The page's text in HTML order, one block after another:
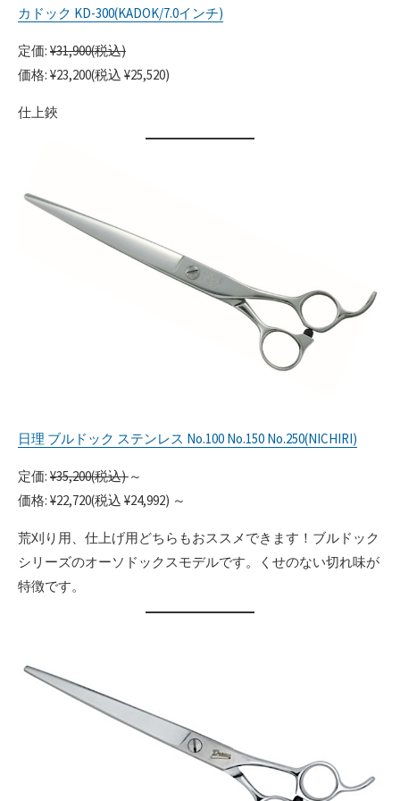
カドック KD-300(KADOK/7.0インチ)
定価: ¥31,900(税込)
価格: ¥23,200(税込 ¥25,520)
仕上鋏
日理 ブルドック ステンレス No.100 No.150 No.250(NICHIRI)
定価: ¥35,200(税込)～
価格: ¥22,720(税込 ¥24,992) ～
荒刈り用、仕上げ用どちらもおススメできます！ブルドック
シリーズのオーソドックスモデルです。くせのない切れ味が
特徴です。